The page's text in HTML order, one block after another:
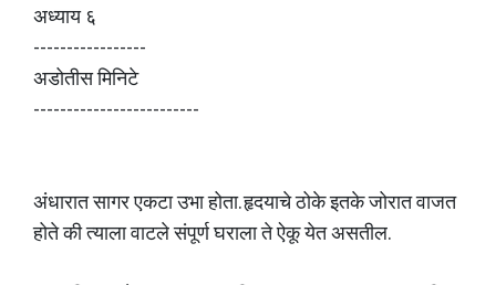
अध्याय ६
-----------------
अडोतीस मिनिटे
-------------------------
अंधारात सागर एकटा उभा होता. हृदयाचे ठोके इतके जोरात वाजत
होते की त्याला वाटले संपूर्ण घराला ते ऐकू येत असतील.